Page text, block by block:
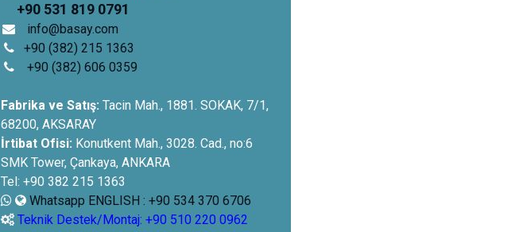
+90 531 819 0791
info@basay.com
+90 (382) 215 1363
+90 (382) 606 0359
Fabrika ve Satış: Tacin Mah., 1881. SOKAK, 7/1,
68200, AKSARAY
İrtibat Ofisi: Konutkent Mah., 3028. Cad., no:6
SMK Tower, Çankaya, ANKARA
Tel: +90 382 215 1363
Whatsapp ENGLISH : +90 534 370 6706
Teknik Destek/Montaj: +90 510 220 0962